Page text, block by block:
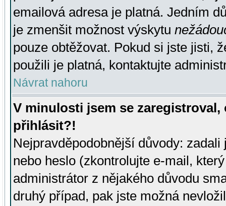
emailová adresa je platná. Jedním
je zmenšit možnost výskytu
pouze obtěžovat. Pokud si jste jisti,
použili je platná, kontaktujte
Návrat nahoru
V minulosti jsem se
přihlásit?!
Nejpravděpodobnější důvody:
nebo heslo (zkontrolujte e-mail,
administrátor z nějakého důvodu
druhý případ, pak jste možná